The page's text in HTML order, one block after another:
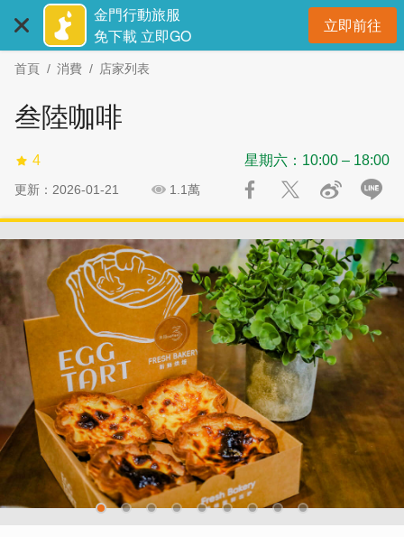
主
金門行動旅服
免下載 立即GO
立即前往開
首頁 消費 店家列表
叁陸咖啡
4 星期六：10:00 – 18:00
更新：2026-01-21 1.1萬
社